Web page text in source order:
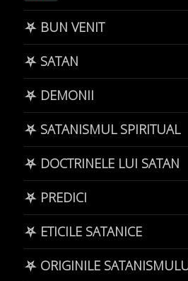
⛧ BUN VENIT
⛧ SATAN
⛧ DEMONII
⛧ SATANISMUL SPIRITUAL
⛧ DOCTRINELE LUI SATAN
⛧ PREDICI
⛧ ETICILE SATANICE
⛧ ORIGINILE